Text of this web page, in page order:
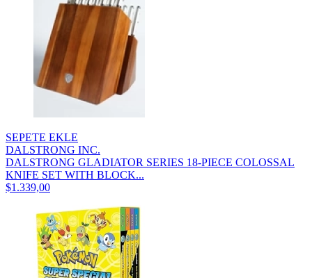
SEPETE EKLE
DALSTRONG INC.
DALSTRONG GLADIATOR SERIES 18-PIECE COLOSSAL
KNIFE SET WITH BLOCK...
$1.339,00